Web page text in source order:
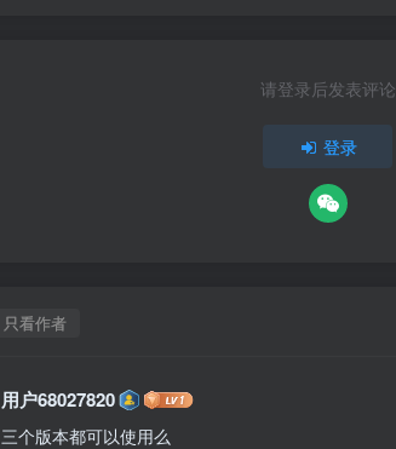
请登录后发表评论
登录
只看作者
用户68027820
三个版本都可以使用么